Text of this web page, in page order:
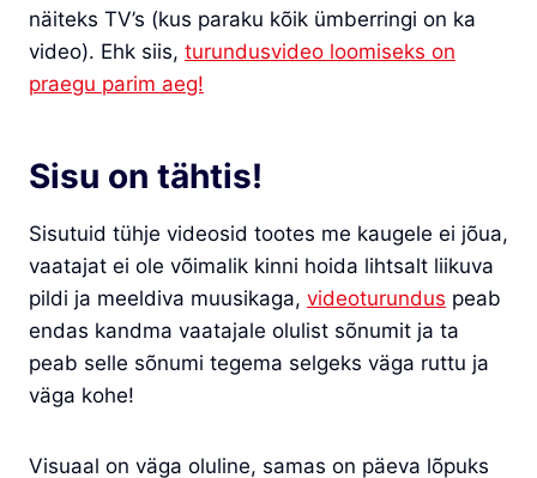
näiteks TV’s (kus paraku kõik ümberringi on ka
video). Ehk siis, turundusvideo loomiseks on
praegu parim aeg!
Sisu on tähtis!
Sisutuid tühje videosid tootes me kaugele ei jõua,
vaatajat ei ole võimalik kinni hoida lihtsalt liikuva
pildi ja meeldiva muusikaga, videoturundus peab
endas kandma vaatajale olulist sõnumit ja ta
peab selle sõnumi tegema selgeks väga ruttu ja
väga kohe!
Visuaal on väga oluline, samas on päeva lõpuks